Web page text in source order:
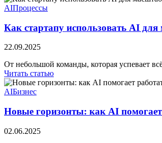
AIПроцессы
Как стартапу использовать AI
22.09.2025
От небольшой команды, которая успевает
Читать статью
AIБизнес
Новые горизонты: как AI
02.06.2025